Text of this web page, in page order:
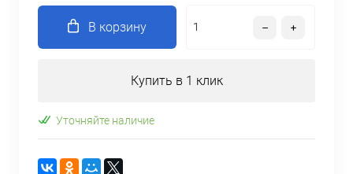
В корзину
Купить в 1 клик
Уточняйте наличие